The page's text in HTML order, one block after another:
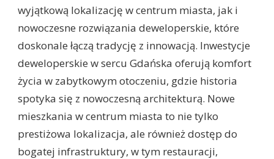
wyjątkową lokalizację w centrum miasta, jak i
nowoczesne rozwiązania deweloperskie, które
doskonale łączą tradycję z innowacją. Inwestycje
deweloperskie w sercu Gdańska oferują komfort
życia w zabytkowym otoczeniu, gdzie historia
spotyka się z nowoczesną architekturą. Nowe
mieszkania w centrum miasta to nie tylko
prestiżowa lokalizacja, ale również dostęp do
bogatej infrastruktury, w tym restauracji,